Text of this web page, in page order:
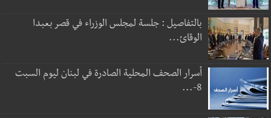
بالتفاصيل : جلسة لمجلس الوزراء في قصر بعبدا
الوقائ...
أسرار الصحف المحلية الصادرة في لبنان ليوم السبت
8-...